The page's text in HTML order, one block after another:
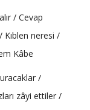
/ Cevap
neresi /
Kâbe
/
zâyi ettiler /